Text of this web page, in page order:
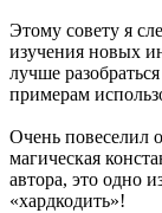
Этому совету я
изучения новых
лучше
примерам
Очень повеселил
магическая
автора, это одно
«хардкодить»!